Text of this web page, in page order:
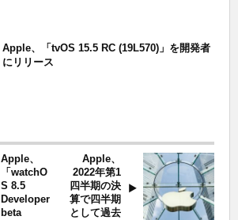
Apple、「tvOS 15.5 RC (19L570)」を開発者
にリリース
Apple、
「watchO
S 8.5
Developer
beta
Apple、
2022年第1
四半期の決
算で四半期
として過去